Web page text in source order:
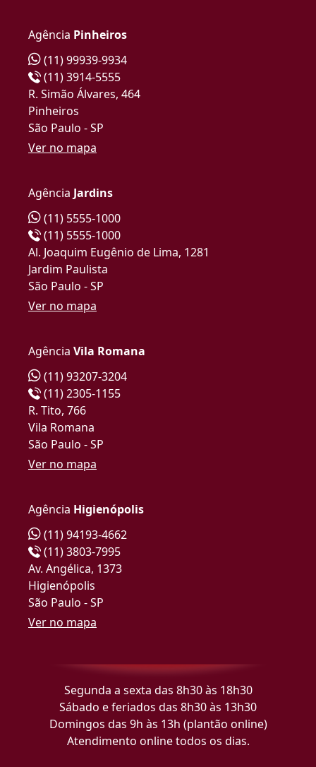
Agência Pinheiros
(11) 99939-9934
(11) 3914-5555
R. Simão Álvares, 464
Pinheiros
São Paulo - SP
Ver no mapa
Agência Jardins
(11) 5555-1000
(11) 5555-1000
Al. Joaquim Eugênio de Lima, 1281
Jardim Paulista
São Paulo - SP
Ver no mapa
Agência Vila Romana
(11) 93207-3204
(11) 2305-1155
R. Tito, 766
Vila Romana
São Paulo - SP
Ver no mapa
Agência Higienópolis
(11) 94193-4662
(11) 3803-7995
Av. Angélica, 1373
Higienópolis
São Paulo - SP
Ver no mapa
Segunda a sexta das 8h30 às 18h30
Sábado e feriados das 8h30 às 13h30
Domingos das 9h às 13h (plantão online)
Atendimento online todos os dias.